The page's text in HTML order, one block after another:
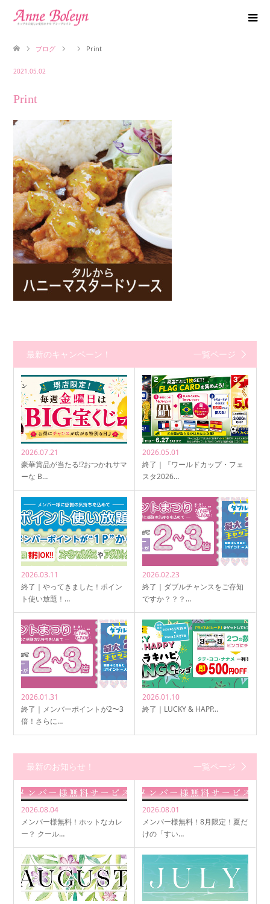
ブログ Print
2021.05.02
Print
最新のキャンペーン！ 一覧ページ
2026.07.21
豪華賞品が当たる!?おつかれサマ
ーな B…
2026.05.01
終了｜『ワールドカップ・フェ
スタ2026…
2026.03.11
終了｜やってきました！ポイン
ト使い放題！…
2026.02.23
終了｜ダブルチャンスをご存知
ですか？？？…
2026.01.31
終了｜メンバーポイントが2〜3
倍！さらに…
2026.01.10
終了｜LUCKY & HAPP…
最新のお知らせ！ 一覧ページ
2026.08.04
メンバー様無料！ホットなカレ
ー？ クール…
2026.08.01
メンバー様無料！8月限定！夏だ
けの「すい…